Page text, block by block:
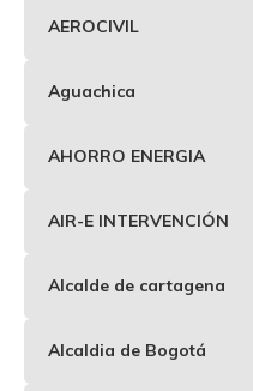
AEROCIVIL
Aguachica
AHORRO ENERGIA
AIR-E INTERVENCIÓN
Alcalde de cartagena
Alcaldia de Bogotá